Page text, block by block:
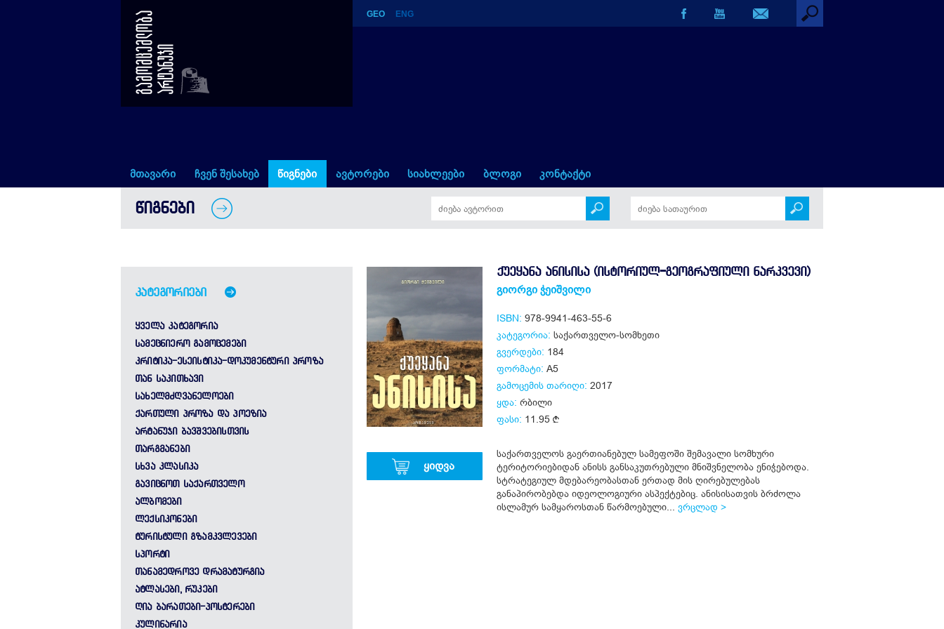
GEO ENG
მთავარი ჩვენ შესახებ წიგნები ავტორები სიახლეები ბლოგი კონტაქტი
ᲬᲘᲒᲜᲔᲑᲘ
კატეგორიები
ᲧᲕᲔᲚᲐ ᲙᲐᲢᲔᲒᲝᲠᲘᲐ
ᲡᲐᲛᲔᲪᲜᲘᲔᲠᲝ ᲒᲐᲛᲝᲪᲔᲛᲔᲑᲘ
ᲙᲠᲘᲢᲘᲙᲐ-ᲔᲡᲔᲘᲡᲢᲘᲙᲐ-ᲓᲝᲙᲣᲛᲔᲜᲢᲣᲠᲘ ᲞᲠᲝᲖᲐ
ᲗᲐᲜ ᲡᲐᲙᲘᲗᲮᲐᲕᲘ
ᲡᲐᲮᲔᲚᲛᲫᲦᲕᲐᲜᲔᲚᲝᲔᲑᲘ
ᲥᲐᲠᲗᲣᲚᲘ ᲞᲠᲝᲖᲐ ᲓᲐ ᲞᲝᲔᲖᲘᲐ
ᲐᲠᲢᲐᲜᲣᲯᲘ ᲑᲐᲕᲨᲕᲔᲑᲘᲡᲗᲕᲘᲡ
ᲗᲐᲠᲒᲛᲐᲜᲔᲑᲘ
ᲡᲮᲕᲐ ᲙᲚᲐᲡᲘᲙᲐ
ᲒᲐᲕᲘᲪᲜᲝᲗ ᲡᲐᲥᲐᲠᲗᲕᲔᲚᲝ
ᲐᲚᲑᲝᲛᲔᲑᲘ
ᲚᲔᲥᲡᲘᲙᲝᲜᲔᲑᲘ
ᲢᲣᲠᲘᲡᲢᲣᲚᲘ ᲒᲖᲐᲛᲙᲕᲚᲔᲕᲔᲑᲘ
ᲡᲞᲝᲠᲢᲘ
ᲗᲐᲜᲐᲛᲔᲓᲠᲝᲕᲔ ᲓᲠᲐᲛᲐᲢᲣᲠᲒᲘᲐ
ᲐᲢᲚᲐᲡᲔᲑᲘ, ᲠᲣᲙᲔᲑᲘ
ᲦᲘᲐ ᲑᲐᲠᲐᲗᲔᲑᲘ-ᲞᲝᲡᲢᲔᲠᲔᲑᲘ
ᲙᲣᲚᲘᲜᲐᲠᲘᲐ
ყიდვა
ᲥᲣᲔᲧᲐᲜᲐ ᲐᲜᲘᲡᲘᲡᲐ (ᲘᲡᲢᲝᲠᲘᲣᲚ-ᲒᲔᲝᲒᲠᲐᲤᲘᲣᲚᲘ ᲜᲐᲠᲙᲕᲔᲕᲘ)
გიორგი ჭეიშვილი
ISBN: 978-9941-463-55-6
კატეგორია: საქართველო-სომხეთი
გვერდები: 184
ფორმატი: A5
გამოცემის თარიღი: 2017
ყდა: რბილი
ფასი: 11.95
საქართველოს გაერთიანებულ სამეფოში შემავალი სომხური
ტერიტორიებიდან ანისს განსაკუთრებული მნიშვნელობა ენიჭებოდა.
სტრატეგიულ მდებარეობასთან ერთად მის ღირებულებას
განაპირობებდა იდეოლოგიური ასპექტებიც. ანისისათვის ბრძოლა
ისლამურ სამყაროსთან წარმოებული... ვრცლად >